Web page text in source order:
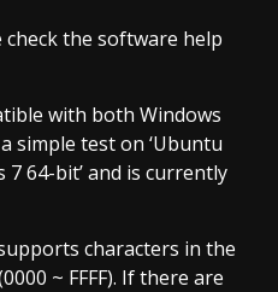
the software help
with both Windows
simple test on ‘Ubuntu
7 64-bit’ and is currently
characters in the
~ FFFF). If there are